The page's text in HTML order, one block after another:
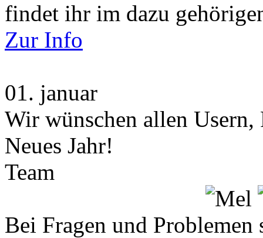
findet ihr im dazu
Zur Info
01. januar
Wir wünschen allen Usern,
Neues Jahr!
Team
Bei Fragen und Problemen